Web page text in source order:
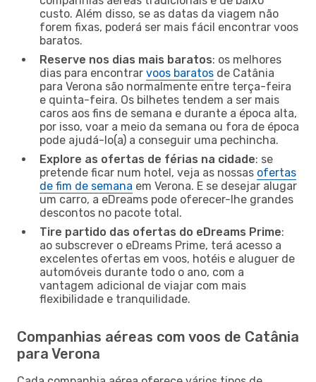
custo. Além disso, se as datas da viagem não
forem fixas, poderá ser mais fácil encontrar voos
baratos.
Reserve nos dias mais baratos: os melhores
dias para encontrar voos baratos de Catânia
para Verona são normalmente entre terça-feira
e quinta-feira. Os bilhetes tendem a ser mais
caros aos fins de semana e durante a época alta,
por isso, voar a meio da semana ou fora de época
pode ajudá-lo(a) a conseguir uma pechincha.
Explore as ofertas de férias na cidade: se
pretende ficar num hotel, veja as nossas ofertas
de fim de semana em Verona. E se desejar alugar
um carro, a eDreams pode oferecer-lhe grandes
descontos no pacote total.
Tire partido das ofertas do eDreams Prime:
ao subscrever o eDreams Prime, terá acesso a
excelentes ofertas em voos, hotéis e aluguer de
automóveis durante todo o ano, com a
vantagem adicional de viajar com mais
flexibilidade e tranquilidade.
Companhias aéreas com voos de Catânia
para Verona